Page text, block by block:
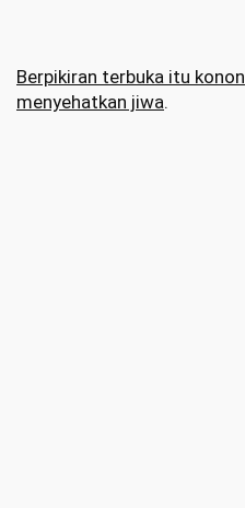
Berpikiran terbuka itu konon
menyehatkan jiwa.